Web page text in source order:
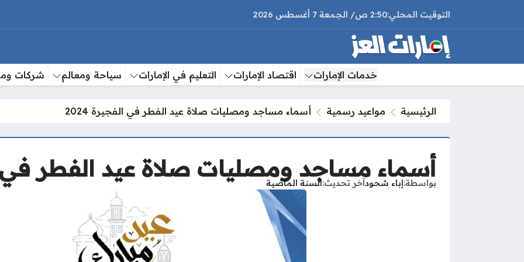
2:50 ص الجمعة 7 أغسطس 2026
خدمات الإمارات اقتصاد الإمارات التعليم في الإمارات سياحة ومعالم شركات
الرئيسية مواعيد رسمية أسماء مساجد ومصليات صلاة عيد الفطر في الفجيرة 2024
أسماء مساجد ومصليات صلاة عيد الفطر في
بواسطة إباء شحودآخر تحديث السنة الماضية